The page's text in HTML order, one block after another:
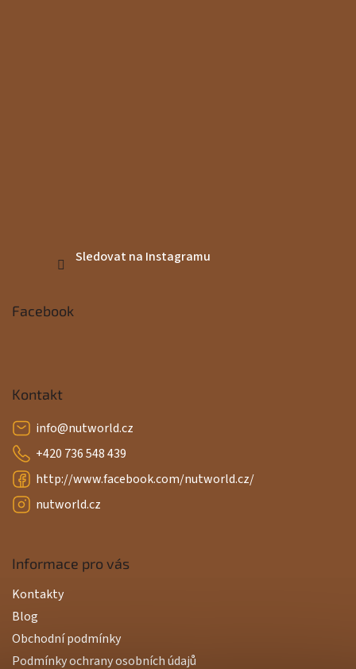
Sledovat na Instagramu
Facebook
Kontakt
info@nutworld.cz
+420 736 548 439
http://www.facebook.com/nutworld.cz/
nutworld.cz
Informace pro vás
Kontakty
Blog
Obchodní podmínky
Podmínky ochrany osobních údajů